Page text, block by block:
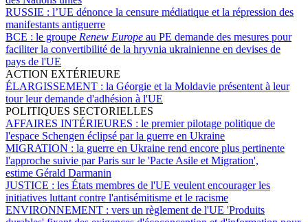
RUSSIE : l’UE dénonce la censure médiatique et la répression des
manifestants antiguerre
BCE : le groupe Renew Europe au PE demande des mesures pour
faciliter la convertibilité de la hryvnia ukrainienne en devises de
pays de l'UE
ACTION EXTÉRIEURE
ÉLARGISSEMENT : la Géorgie et la Moldavie présentent à leur
tour leur demande d'adhésion à l'UE
POLITIQUES SECTORIELLES
AFFAIRES INTÉRIEURES : le premier pilotage politique de
l'espace Schengen éclipsé par la guerre en Ukraine
MIGRATION : la guerre en Ukraine rend encore plus pertinente
l'approche suivie par Paris sur le 'Pacte Asile et Migration',
estime Gérald Darmanin
JUSTICE : les États membres de l'UE veulent encourager les
initiatives luttant contre l'antisémitisme et le racisme
ENVIRONNEMENT : vers un règlement de l'UE 'Produits